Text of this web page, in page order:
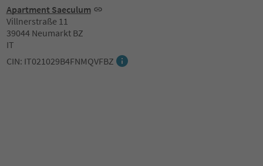
Apartment Saeculum
Villnerstraße 11
39044 Neumarkt BZ
IT
CIN: IT021029B4FNMQVFBZ